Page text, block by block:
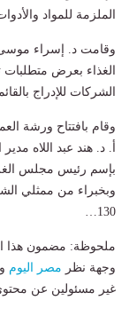
الملزمة للمواد
وقامت د. إسراء موسى
الشركات للإدراج
وقام بافتتاح ورشة
أ. د. هند عبد اللاه
بإسم رئيس مجلس
وبخبراء من ممثلي
130…
ملحوظة: مضمون هذا
وجهة نظر مصر اليوم
غير مسئولين عن